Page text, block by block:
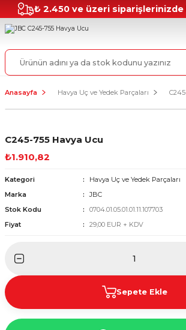
₺ 2.450 ve üzeri siparişlerinizde
Anasayfa Havya Uç ve Yedek Parçaları
C245-755 Havya Ucu
₺1.910,82
Kategori
Havya Uç ve Yedek Parçaları
Marka
JBC
Stok Kodu
0704.01.05.01.01.11.107703
Fiyat
29,00 EUR + KDV
Sepete Ekle